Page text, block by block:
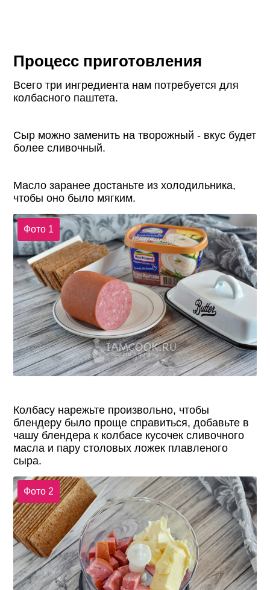
Процесс приготовления
Всего три ингредиента нам потребуется для
колбасного паштета.
Сыр можно заменить на творожный - вкус будет
более сливочный.
Масло заранее достаньте из холодильника,
чтобы оно было мягким.
Фото 1
Колбасу нарежьте произвольно, чтобы
блендеру было проще справиться, добавьте в
чашу блендера к колбасе кусочек сливочного
масла и пару столовых ложек плавленого
сыра.
Фото 2